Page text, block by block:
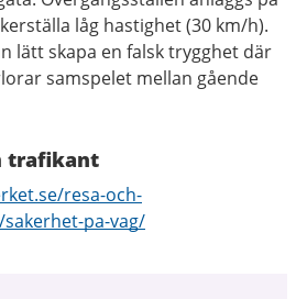
låg hastighet (30 km/h).
lätt skapa en falsk trygghet där
samspelet mellan gående
trafikant
resa-och-
pa-vag/